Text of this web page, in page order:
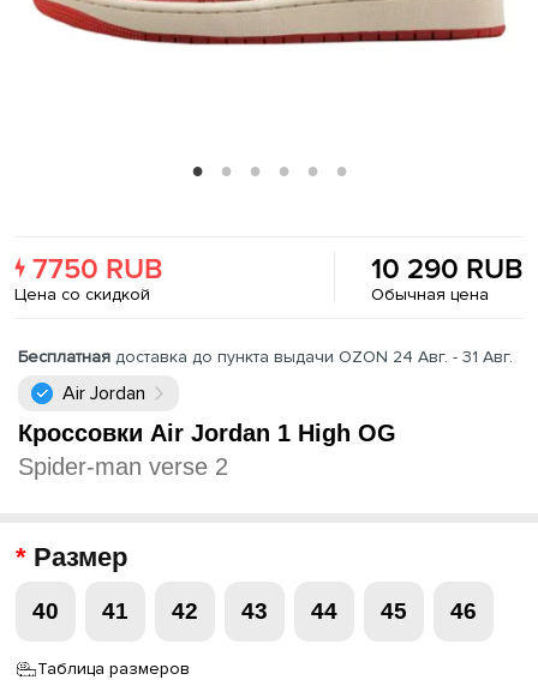
7750 RUB
Цена со скидкой
10 290 RUB
Обычная цена
Бесплатная доставка до пункта выдачи OZON 24 Авг. - 31 Авг.
Air Jordan
Кроссовки Air Jordan 1 High OG
Spider-man verse 2
Размер
40 41 42 43 44 45 46
Таблица размеров